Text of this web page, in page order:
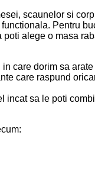
scaunelor si
Pentru
alege o masa
care dorim sa arate
care raspund
incat sa le poti